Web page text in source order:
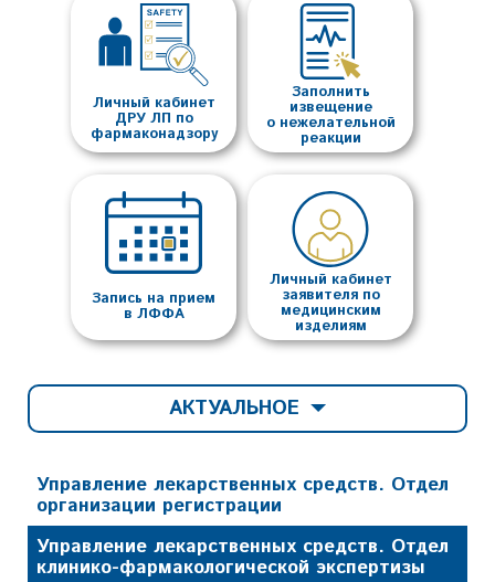
Личный кабинет
ДРУ ЛП по
фармаконадзору
Заполнить
извещение
о нежелательной
реакции
Запись на прием
в ЛФФА
Личный кабинет
заявителя по
медицинским
изделиям
Управление лекарственных средств. Отдел
организации регистрации
Управление лекарственных средств. Отдел
клинико-фармакологической экспертизы
АКТУАЛЬНОЕ